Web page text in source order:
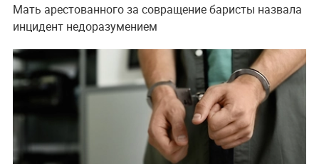
Мать арестованного за совращение баристы назвала
инцидент недоразумением